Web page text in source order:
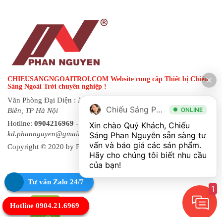
CHIEUSANGNGOAITROI.COM Website cung cấp Thiết bị Chiếu
Sáng Ngoài Trời chuyên nghiệp !
Văn Phòng Đại Diện : Ngõ 144 đường Hạ Trại, phường Long
Biên, TP Hà Nội
Hotline: 0904216969 - Fax:0243 873 8822| Email:
kd.phannguyen@gmail.com
Copyright © 2020 by Phan Nguyen. All rights reserved.
Tư vấn Zalo 24/7
Hotline 0904.21.6969
Chiếu Sáng Phan Nguyễn ONLINE
Xin chào Quý Khách, Chiếu
Sáng Phan Nguyễn sẵn sàng tư
vấn và báo giá các sản phẩm.
Hãy cho chúng tôi biết nhu cầu
1